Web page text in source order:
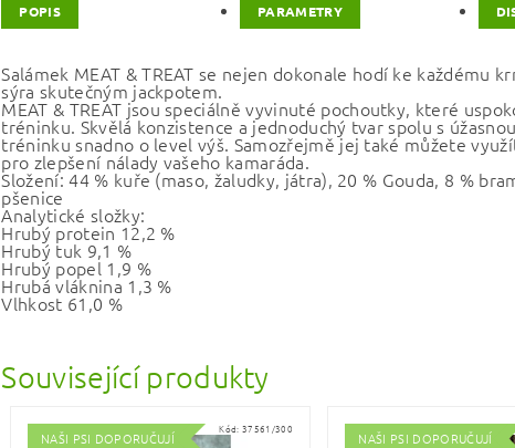
POPIS PARAMETRY
Salámek MEAT & TREAT se nejen dokonale hodí ke
sýra skutečným jackpotem.
MEAT & TREAT jsou speciálně vyvinuté pochoutky, které
tréninku. Skvělá konzistence a jednoduchý tvar spolu s
tréninku snadno o level výš. Samozřejmě jej také můžete
pro zlepšení nálady vašeho kamaráda.
Složení: 44 % kuře (maso, žaludky, játra), 20 % Gouda, 8 %
pšenice
Analytické složky:
Hrubý protein 12,2 %
Hrubý tuk 9,1 %
Hrubý popel 1,9 %
Hrubá vláknina 1,3 %
Vlhkost 61,0 %
Související produkty
NAŠI PSI DOPORUČUJÍ
Kód:37561/300
NAŠI PSI DOPORUČUJÍ